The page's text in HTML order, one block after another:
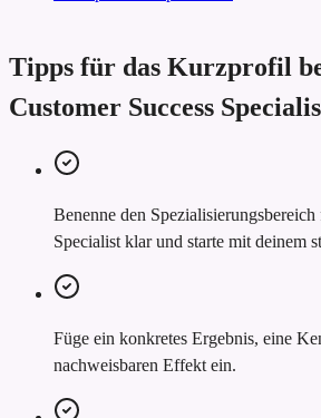
Tipps für das Kurzprofil
Customer Success
Benenne den
Specialist klar und starte mit deinem
Füge ein konkretes Ergebnis, eine
nachweisbaren Effekt ein.